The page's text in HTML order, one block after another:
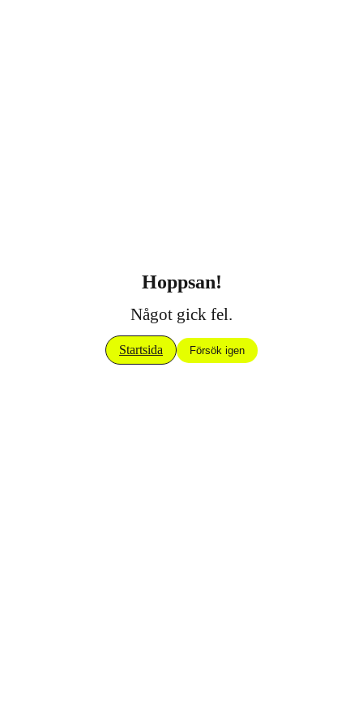
Hoppsan!
Något gick fel.
Startsida Försök igen